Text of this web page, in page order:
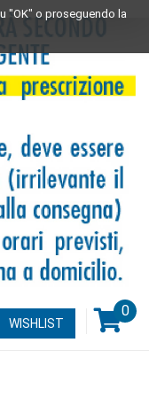
"OK" o proseguendo la
WISHLIST
0